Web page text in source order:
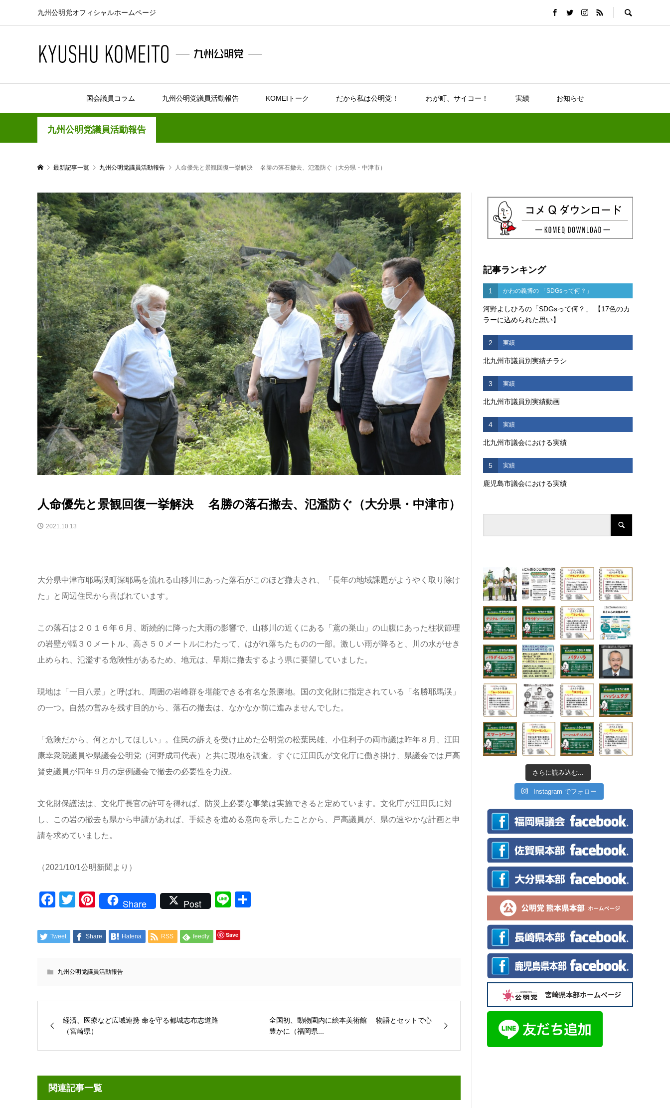
九州公明党オフィシャルホームページ
国会議員コラム 九州公明党議員活動報告 KOMEIトーク だから私は公明党！ わが町、サイコー！ 実績 お知らせ
九州公明党議員活動報告
最新記事一覧 九州公明党議員活動報告 人命優先と景観回復一挙解決 名勝の落石撤去、氾濫防ぐ（大分県・中津市）
人命優先と景観回復一挙解決 名勝の落石撤去、氾濫防ぐ（大分県・中津市）
2021.10.13
大分県中津市耶馬渓町深耶馬を流れる山移川にあった落石がこのほど撤去され、「長年の地域課題がようやく取り除け
た」と周辺住民から喜ばれています。
この落石は２０１６年６月、断続的に降った大雨の影響で、山移川の近くにある「鳶の巣山」の山腹にあった柱状節理
の岩壁が幅３０メートル、高さ５０メートルにわたって、はがれ落ちたものの一部。激しい雨が降ると、川の水がせき
止められ、氾濫する危険性があるため、地元は、早期に撤去するよう県に要望していました。
現地は「一目八景」と呼ばれ、周囲の岩峰群を堪能できる有名な景勝地。国の文化財に指定されている「名勝耶馬渓」
の一つ。自然の営みを残す目的から、落石の撤去は、なかなか前に進みませんでした。
「危険だから、何とかしてほしい」。住民の訴えを受け止めた公明党の松葉民雄、小住利子の両市議は昨年８月、江田
康幸衆院議員や県議会公明党（河野成司代表）と共に現地を調査。すぐに江田氏が文化庁に働き掛け、県議会では戸高
賢史議員が同年９月の定例議会で撤去の必要性を力説。
文化財保護法は、文化庁長官の許可を得れば、防災上必要な事業は実施できると定めています。文化庁が江田氏に対
し、この岩の撤去も県から申請があれば、手続きを進める意向を示したことから、戸高議員が、県の速やかな計画と申
請を求めていました。
（2021/10/1公明新聞より）
Facebook
TwitterPinterest
Share Post Line
Tweet Share Hatena RSS feedly Save
九州公明党議員活動報告
経済、医療など広域連携 命を守る都城志布志道路
（宮崎県）
全国初、動物園内に絵本美術館 物語とセットで心
豊かに（福岡県...
関連記事一覧
記事ランキング
1 かわの義博の 「SDGsって何？」
河野よしひろの「SDGsって何？」 【17色のカ
ラーに込められた思い】
2 実績
北九州市議員別実績チラシ
3 実績
北九州市議員別実績動画
4 実績
北九州市議会における実績
5 実績
鹿児島市議会における実績
さらに読み込む...
Instagram でフォロー